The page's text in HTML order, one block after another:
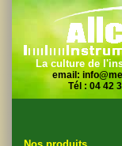
La culture de
email:
Tél : 04 42